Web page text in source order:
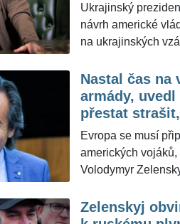
které vnímá jako
Ukrajinský
návrh americké
na ukrajinských
jednání. Podle
snaží vyjednat
ŽivotvČesku.cz
Trump rozhodně
Nastal čas na
armády, uvedl
přestat
Evropa se musí
amerických
Volodymyr
evropské armády.
okomentoval
Zelenskyj